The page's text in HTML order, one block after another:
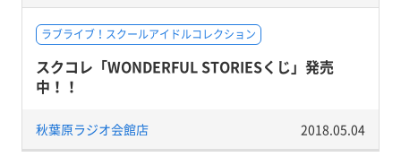
ラブライブ！スクールアイドルコレクション
スクコレ「WONDERFUL STORIESくじ」発売
中！！
秋葉原ラジオ会館店 2018.05.04